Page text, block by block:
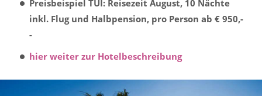
Preisbeispiel TUI: Reisezeit August, 10 Nächte
inkl. Flug und Halbpension, pro Person ab € 950,-
-
hier weiter zur Hotelbeschreibung